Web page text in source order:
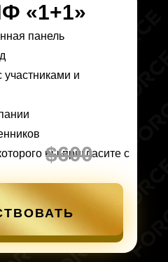
панель
участниками и
вы пригласите с
$600
«1+1»